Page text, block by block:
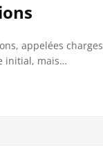
appelées charges
initial, mais…